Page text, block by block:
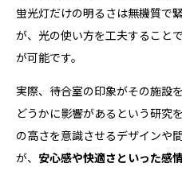
蛍光灯だけの明るさは無機質で
が、光の使い方を工夫することで
が可能です。
実際、待合室の印象がその施設
どうかに影響があるという研究
の高さを意識させるデザインや
が、 安心感や快適さといった感